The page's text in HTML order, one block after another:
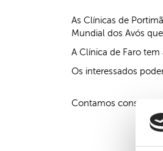
As Clínicas de
Mundial dos Avós
A Clínica de Faro
Os interessados
Contamos consigo!